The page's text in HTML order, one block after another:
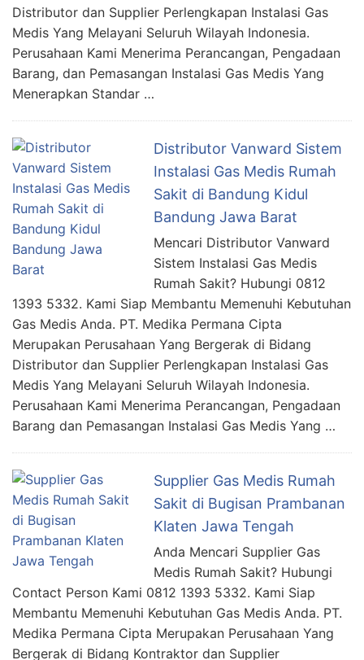
Distributor dan Supplier Perlengkapan Instalasi Gas
Medis Yang Melayani Seluruh Wilayah Indonesia.
Perusahaan Kami Menerima Perancangan, Pengadaan
Barang, dan Pemasangan Instalasi Gas Medis Yang
Menerapkan Standar …
Distributor Vanward Sistem
Instalasi Gas Medis Rumah
Sakit di Bandung Kidul
Bandung Jawa Barat
Mencari Distributor Vanward
Sistem Instalasi Gas Medis
Rumah Sakit? Hubungi 0812
1393 5332. Kami Siap Membantu Memenuhi Kebutuhan
Gas Medis Anda. PT. Medika Permana Cipta
Merupakan Perusahaan Yang Bergerak di Bidang
Distributor dan Supplier Perlengkapan Instalasi Gas
Medis Yang Melayani Seluruh Wilayah Indonesia.
Perusahaan Kami Menerima Perancangan, Pengadaan
Barang dan Pemasangan Instalasi Gas Medis Yang …
Supplier Gas Medis Rumah
Sakit di Bugisan Prambanan
Klaten Jawa Tengah
Anda Mencari Supplier Gas
Medis Rumah Sakit? Hubungi
Contact Person Kami 0812 1393 5332. Kami Siap
Membantu Memenuhi Kebutuhan Gas Medis Anda. PT.
Medika Permana Cipta Merupakan Perusahaan Yang
Bergerak di Bidang Kontraktor dan Supplier